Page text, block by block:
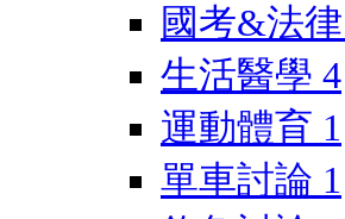
國考&法律
生活醫學 4
運動體育 1
單車討論 1